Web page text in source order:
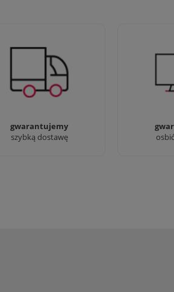
gwarantujemy
szybką dostawę
dostaw następnego dnia,
bez dopłat!
Jesteśmy
przyjść i